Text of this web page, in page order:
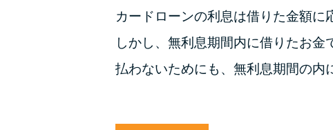
カードローンの利息は借りた金額に
しかし、無利息期間内に借りたお金
払わないためにも、無利息期間の内